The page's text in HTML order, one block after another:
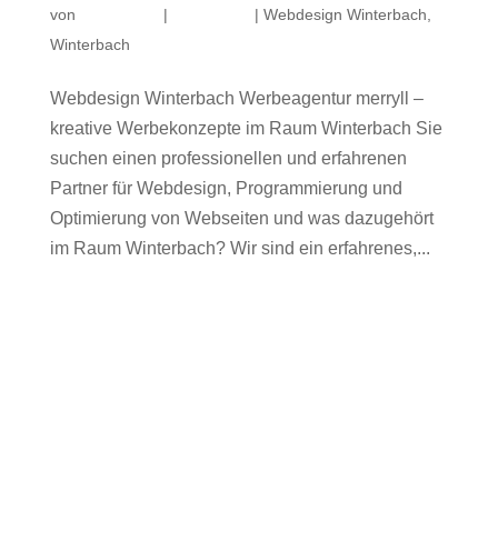
von | | Webdesign Winterbach
Winterbach
Webdesign Winterbach Werbeagentur merryll –
kreative Werbekonzepte im Raum Winterbach Sie
suchen einen professionellen und erfahrenen
Partner für Webdesign, Programmierung und
Optimierung von Webseiten und was dazugehört
im Raum Winterbach? Wir sind ein erfahrenes,...